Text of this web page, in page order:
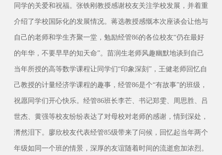
同学的关爱和祝福。张铁刚教授感谢校友关注学校发展，并着重
介绍了学校国际化的发展情况。蒋选教授感慨本次座谈会让他与
自己的老师和学生齐聚一堂，勉励经管86的各位校友“仍在最好
的年华，不要早早的知天命”。苗润生老师风趣幽默地谈到自己
当年所授的高等数学课程让同学们“印象深刻”，王健老师回忆自
己教授的计量经济学课程的趣事，经管86是个“有故事”的班级，
祝愿同学们开心快乐。经管86班长李芒、书记郑雯、周思胜、吕
世杰、黄强等校友纷纷表达了对母校对老师的感谢，情到深处，
潸然泪下。廖欣校友代表经管85级带来了问候，回忆起当年两个
年级如同一个班的情景，深厚的友谊随着时间的流逝愈加浓烈。